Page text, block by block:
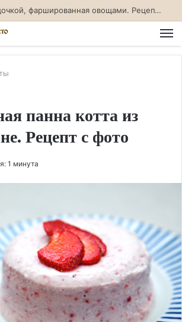
Скумбрия лодочкой, фаршированная овощами. Рецепт с фото
панна котта из
Рецепт с фото
1 минута